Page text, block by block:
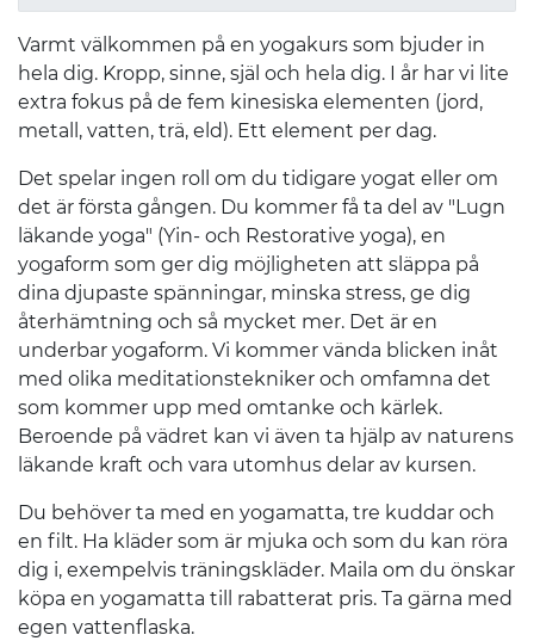
Varmt välkommen på en yogakurs som bjuder in
hela dig. Kropp, sinne, själ och hela dig. I år har vi lite
extra fokus på de fem kinesiska elementen (jord,
metall, vatten, trä, eld). Ett element per dag.
Det spelar ingen roll om du tidigare yogat eller om
det är första gången. Du kommer få ta del av "Lugn
läkande yoga" (Yin- och Restorative yoga), en
yogaform som ger dig möjligheten att släppa på
dina djupaste spänningar, minska stress, ge dig
återhämtning och så mycket mer. Det är en
underbar yogaform. Vi kommer vända blicken inåt
med olika meditationstekniker och omfamna det
som kommer upp med omtanke och kärlek.
Beroende på vädret kan vi även ta hjälp av naturens
läkande kraft och vara utomhus delar av kursen.
Du behöver ta med en yogamatta, tre kuddar och
en filt. Ha kläder som är mjuka och som du kan röra
dig i, exempelvis träningskläder. Maila om du önskar
köpa en yogamatta till rabatterat pris. Ta gärna med
egen vattenflaska.